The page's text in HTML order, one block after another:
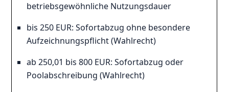
betriebsgewöhnliche Nutzungsdauer
bis 250 EUR: Sofortabzug ohne besondere
Aufzeichnungspflicht (Wahlrecht)
ab 250,01 bis 800 EUR: Sofortabzug oder
Poolabschreibung (Wahlrecht)